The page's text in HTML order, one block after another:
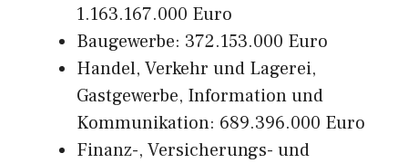
1.163.167.000 Euro
Baugewerbe: 372.153.000 Euro
Handel, Verkehr und Lagerei,
Gastgewerbe, Information und
Kommunikation: 689.396.000 Euro
Finanz-, Versicherungs- und